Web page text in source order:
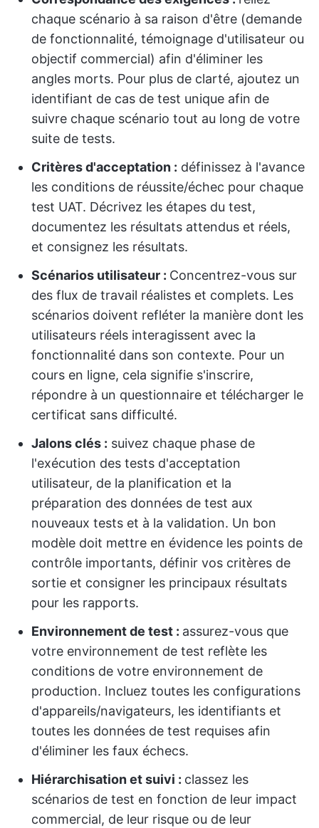
chaque scénario à sa raison d'être (demande
de fonctionnalité, témoignage d'utilisateur ou
objectif commercial) afin d'éliminer les
angles morts. Pour plus de clarté, ajoutez un
identifiant de cas de test unique afin de
suivre chaque scénario tout au long de votre
suite de tests.
Critères d'acceptation : définissez à l'avance
les conditions de réussite/échec pour chaque
test UAT. Décrivez les étapes du test,
documentez les résultats attendus et réels,
et consignez les résultats.
Scénarios utilisateur : Concentrez-vous sur
des flux de travail réalistes et complets. Les
scénarios doivent refléter la manière dont les
utilisateurs réels interagissent avec la
fonctionnalité dans son contexte. Pour un
cours en ligne, cela signifie s'inscrire,
répondre à un questionnaire et télécharger le
certificat sans difficulté.
Jalons clés : suivez chaque phase de
l'exécution des tests d'acceptation
utilisateur, de la planification et la
préparation des données de test aux
nouveaux tests et à la validation. Un bon
modèle doit mettre en évidence les points de
contrôle importants, définir vos critères de
sortie et consigner les principaux résultats
pour les rapports.
Environnement de test : assurez-vous que
votre environnement de test reflète les
conditions de votre environnement de
production. Incluez toutes les configurations
d'appareils/navigateurs, les identifiants et
toutes les données de test requises afin
d'éliminer les faux échecs.
Hiérarchisation et suivi : classez les
scénarios de test en fonction de leur impact
commercial, de leur risque ou de leur